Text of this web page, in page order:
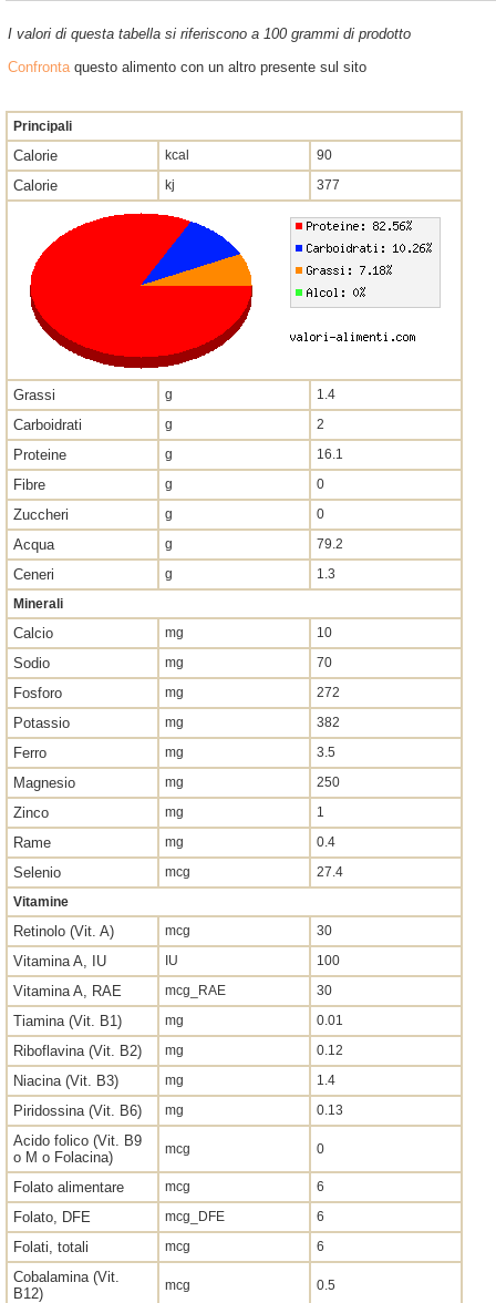
I valori di questa tabella si riferiscono a 100 grammi di prodotto
Confrontaquesto alimento con un altro presente sul sito
Principali
Calorie kcal 90
Calorie kj 377
Grassi g 1.4
Carboidrati g 2
Proteine g 16.1
Fibre g 0
Zuccheri g 0
Acqua g 79.2
Ceneri g
1.3
Minerali
Calcio mg 10
Sodio mg 70
Fosforo mg 272
Potassio mg 382
Ferro mg 3.5
Magnesio mg 250
Zinco mg 1
Rame mg 0.4
Selenio mcg
27.4
Vitamine
Retinolo (Vit. A) mcg 30
Vitamina A, IU IU 100
Vitamina A, RAE mcg_RAE 30
Tiamina (Vit. B1) mg 0.01
Riboflavina (Vit. B2) mg 0.12
Niacina (Vit. B3) mg 1.4
Piridossina (Vit. B6) mg 0.13
Acido folico (Vit. B9
o M o Folacina)
mcg 0
Folato alimentare mcg 6
Folato, DFE mcg_DFE 6
Folati, totali mcg 6
Cobalamina (Vit.
B12)
mcg 0.5